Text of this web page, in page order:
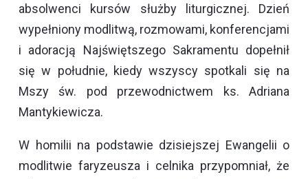
absolwenci kursów służby liturgicznej. Dzień
wypełniony modlitwą, rozmowami, konferencjami
i adoracją Najświętszego Sakramentu dopełnił
się w południe, kiedy wszyscy spotkali się na
Mszy św. pod przewodnictwem ks. Adriana
Mantykiewicza.
W homilii na podstawie dzisiejszej Ewangelii o
modlitwie faryzeusza i celnika przypomniał, że